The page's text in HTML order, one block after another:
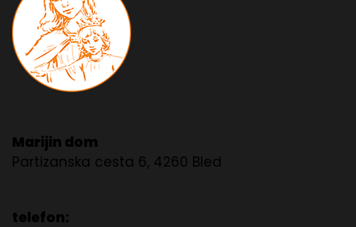
Marijin dom
Partizanska cesta 6, 4260 Bled
telefon: